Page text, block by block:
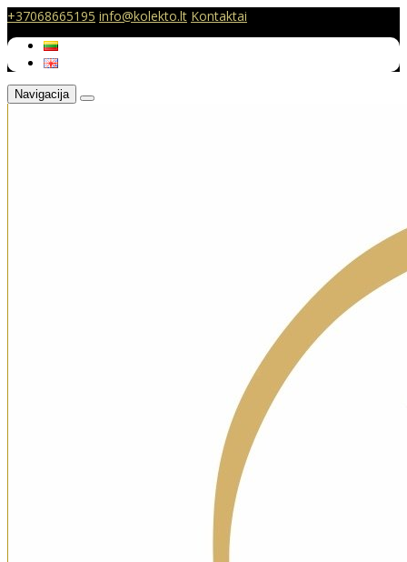
+37068665195 info@kolekto.lt Kontaktai
Navigacija